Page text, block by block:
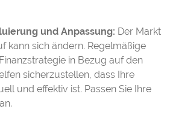
und Anpassung: Der Markt
kann sich ändern. Regelmäßige
in Bezug auf den
sicherzustellen, dass Ihre
und effektiv ist. Passen Sie Ihre